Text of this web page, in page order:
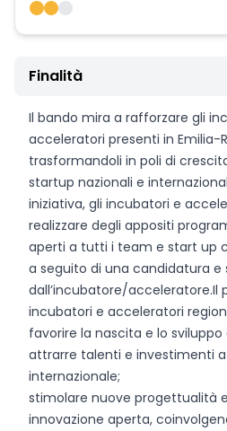
Finalità
Il bando mira a rafforzare gli
acceleratori presenti in Emilia-
trasformandoli in poli di
startup nazionali e
iniziativa, gli incubatori e
realizzare degli appositi
aperti a tutti i team e start up
a seguito di una candidatura e
dall’incubatore/acceleratore.Il
incubatori e acceleratori
favorire la nascita e lo sviluppo
attrarre talenti e investimenti a
internazionale;
stimolare nuove progettualità
innovazione aperta,